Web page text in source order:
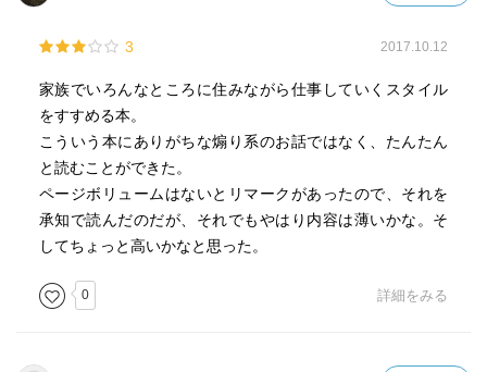
3 2017.10.12
家族でいろんなところに住みながら仕事していくスタイル
をすすめる本。
こういう本にありがちな煽り系のお話ではなく、たんたん
と読むことができた。
ページボリュームはないとリマークがあったので、それを
承知で読んだのだが、それでもやはり内容は薄いかな。そ
してちょっと高いかなと思った。
0 詳細をみる